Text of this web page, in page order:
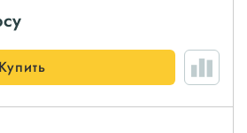
Купить